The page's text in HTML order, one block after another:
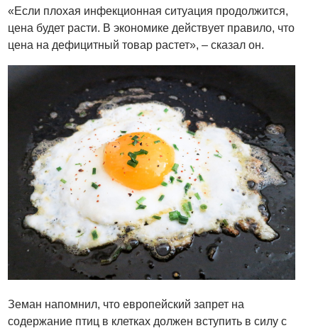
«Если плохая инфекционная ситуация продолжится,
цена будет расти. В экономике действует правило, что
цена на дефицитный товар растет», – сказал он.
Земан напомнил, что европейский запрет на
содержание птиц в клетках должен вступить в силу с